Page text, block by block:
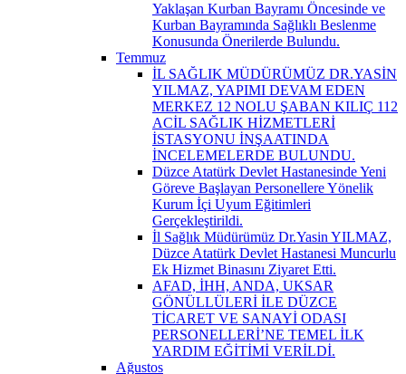
Yaklaşan Kurban Bayramı Öncesinde ve
Kurban Bayramında Sağlıklı Beslenme
Konusunda Önerilerde Bulundu.
Temmuz
İL SAĞLIK MÜDÜRÜMÜZ DR.YASİN
YILMAZ, YAPIMI DEVAM EDEN
MERKEZ 12 NOLU ŞABAN KILIÇ 112
ACİL SAĞLIK HİZMETLERİ
İSTASYONU İNŞAATINDA
İNCELEMELERDE BULUNDU.
Düzce Atatürk Devlet Hastanesinde Yeni
Göreve Başlayan Personellere Yönelik
Kurum İçi Uyum Eğitimleri
Gerçekleştirildi.
İl Sağlık Müdürümüz Dr.Yasin YILMAZ,
Düzce Atatürk Devlet Hastanesi Muncurlu
Ek Hizmet Binasını Ziyaret Etti.
AFAD, İHH, ANDA, UKSAR
GÖNÜLLÜLERİ İLE DÜZCE
TİCARET VE SANAYİ ODASI
PERSONELLERİ’NE TEMEL İLK
YARDIM EĞİTİMİ VERİLDİ.
Ağustos